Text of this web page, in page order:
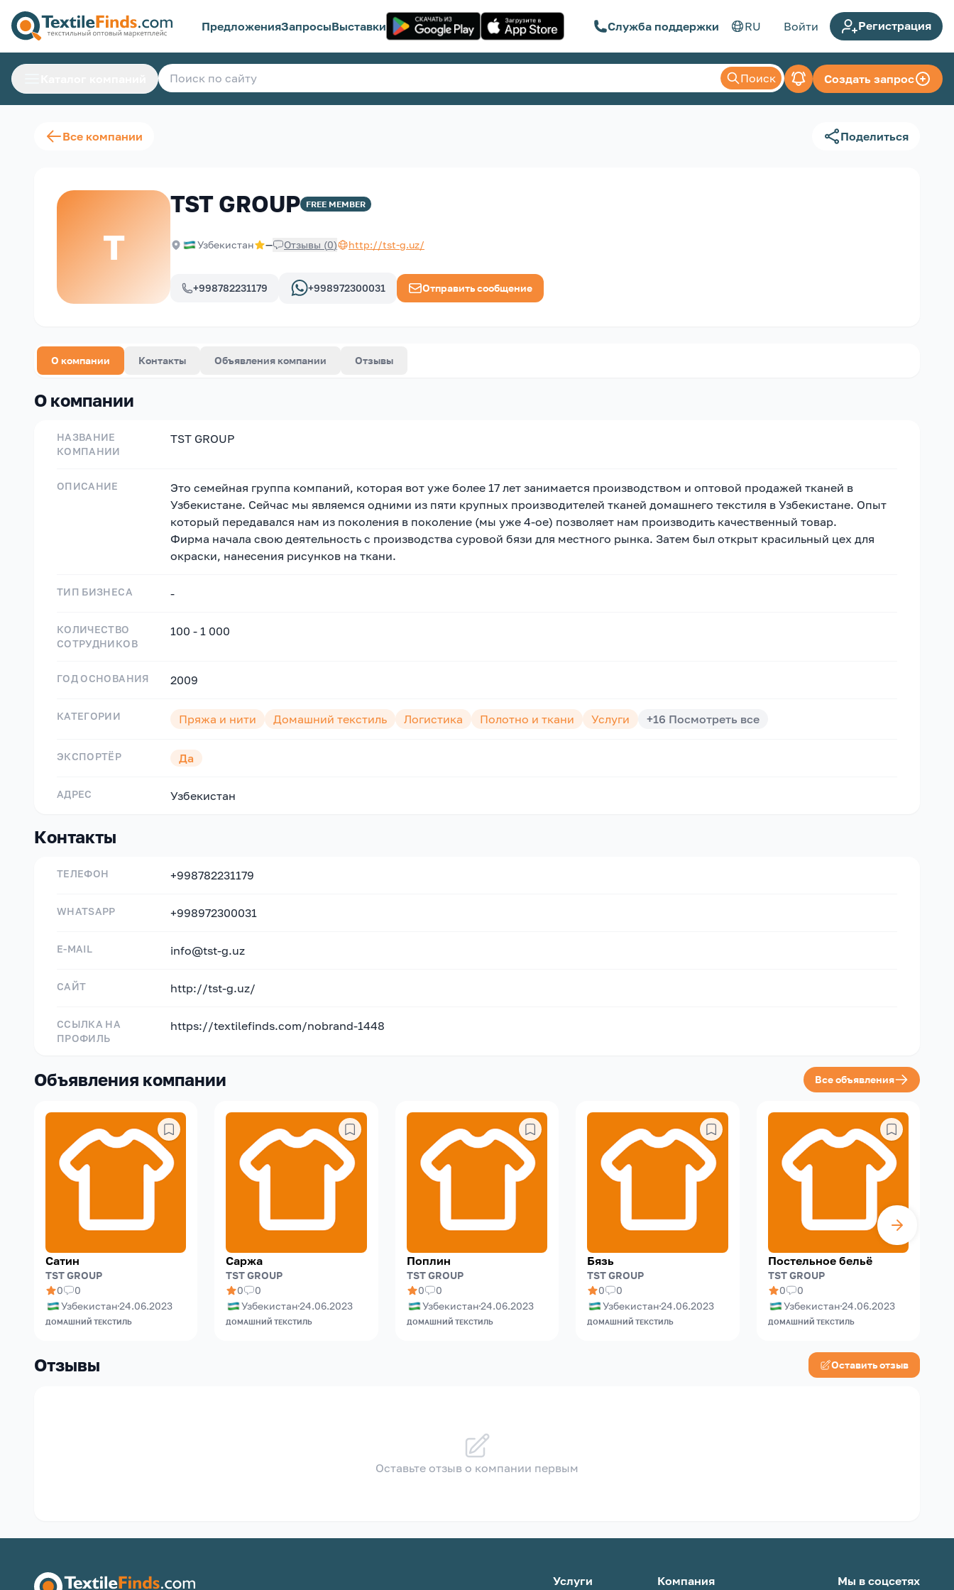
ПредложенияЗапросыВыставки Служба поддержки RU Войти Регистрация
Поиск Создать запрос
Все компании Поделиться
T
TST GROUP FREE MEMBER
Узбекистан — Отзывы (0) http://tst-g.uz/
+998782231179 +998972300031 Отправить сообщение
О компании Контакты Объявления компании Отзывы
О компании
НАЗВАНИЕ
КОМПАНИИ
TST GROUP
ОПИСАНИЕ
Это семейная группа компаний, которая вот уже более 17 лет занимается производством и оптовой продажей тканей в
Узбекистане. Сейчас мы являемся одними из пяти крупных производителей тканей домашнего текстиля в Узбекистане. Опыт
который передавался нам из поколения в поколение (мы уже 4-ое) позволяет нам производить качественный товар.
Фирма начала свою деятельность с производства суровой бязи для местного рынка. Затем был открыт красильный цех для
окраски, нанесения рисунков на ткани.
ТИП БИЗНЕСА -
КОЛИЧЕСТВО
СОТРУДНИКОВ
100 - 1 000
ГОД ОСНОВАНИЯ 2009
КАТЕГОРИИ Пряжа и нити Домашний текстиль Логистика Полотно и ткани Услуги +16 Посмотреть все
ЭКСПОРТЁР Да
АДРЕС Узбекистан
Контакты
ТЕЛЕФОН +998782231179
WHATSAPP +998972300031
E-MAIL info@tst-g.uz
САЙТ http://tst-g.uz/
ССЫЛКА НА
ПРОФИЛЬ
https://textilefinds.com/nobrand-1448
Объявления компании Все объявления
Сатин
TST GROUP
0
0
Узбекистан 24.06.2023
ДОМАШНИЙ ТЕКСТИЛЬ
Саржа
TST GROUP
0
0
Узбекистан24.06.2023
ДОМАШНИЙ ТЕКСТИЛЬ
Поплин
TST GROUP
0
0
Узбекистан24.06.2023
ДОМАШНИЙ ТЕКСТИЛЬ
Бязь
TST GROUP
0
0
Узбекистан24.06.2023
ДОМАШНИЙ ТЕКСТИЛЬ
Постельное бельё
TST GROUP
0
0
Узбекистан24.06.2023
ДОМАШНИЙ ТЕКСТИЛЬ
Отзывы Оставить отзыв
Оставьте отзыв о компании первым
Услуги Компания Мы в соцсетях